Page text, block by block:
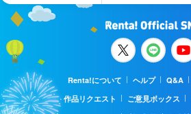
Renta!について ヘルプ Q&A
作品リクエスト
ご意見ボックス